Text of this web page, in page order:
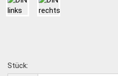
Stück: